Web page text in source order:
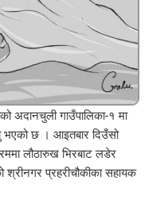
अदानचुली गाउँपालिका-१ मा
भएको छ । आइतबार दिउँसो
लौठारुख भिरबाट लडेर
प्रहरीचौकीका सहायक